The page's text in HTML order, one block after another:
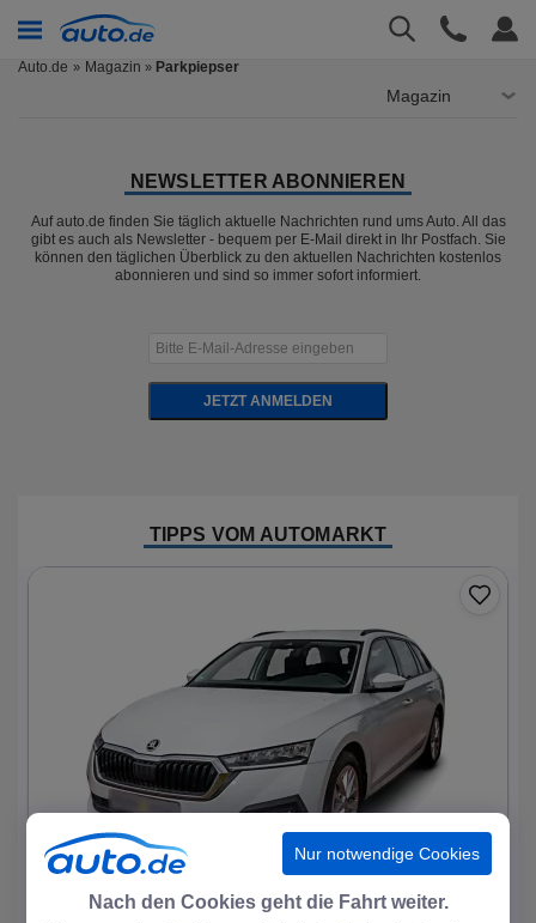
Auto.de Magazin » Parkpiepser
Magazin
NEWSLETTER ABONNIEREN
Auf auto.de finden Sie täglich aktuelle Nachrichten rund ums Auto. All das
gibt es auch als Newsletter - bequem per E-Mail direkt in Ihr Postfach. Sie
können den täglichen Überblick zu den aktuellen Nachrichten kostenlos
abonnieren und sind so immer sofort informiert.
JETZT ANMELDEN
TIPPS VOM AUTOMARKT
|11
Nur notwendige Cookies
Nach den Cookies geht die Fahrt weiter.